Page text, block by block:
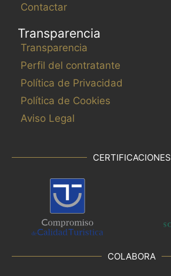
Contactar
Transparencia
Transparencia
Perfil del contratante
Política de Privacidad
Política de Cookies
Aviso Legal
CERTIFICACIONES
COLABORA